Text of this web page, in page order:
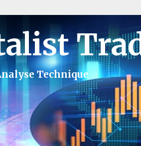
Technique